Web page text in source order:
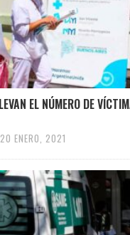
EL NÚMERO DE
20 ENERO, 2021